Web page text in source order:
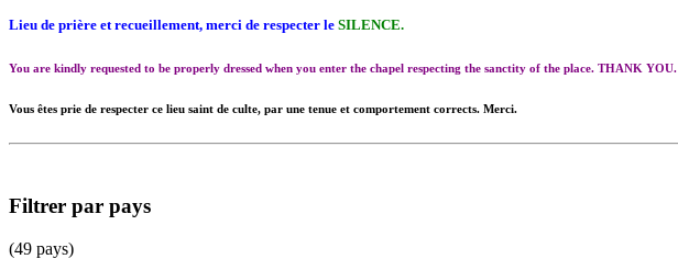
Lieu de prière et recueillement, merci de respecter le SILENCE.
You are kindly requested to be properly dressed when you enter the chapel respecting the sanctity of the place. THANK YOU.
Vous êtes prie de respecter ce lieu saint de culte, par une tenue et comportement corrects. Merci.
Filtrer par pays
(49 pays)